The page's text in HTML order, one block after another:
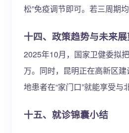
松”免疫调节即可。若三周期
十四、政策趋势与未来
2025年10月，国家卫健委拟
万。同时，昆明正在高新区
地患者在“家门口”就能享受与
十五、就诊锦囊小结